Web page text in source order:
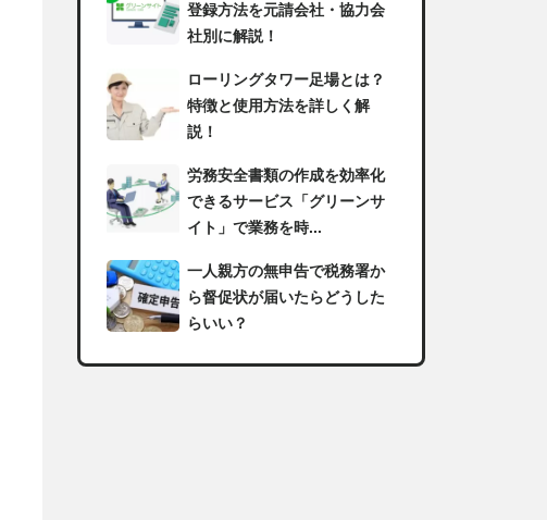
登録方法を元請会社・協力会
社別に解説！
ローリングタワー足場とは？
特徴と使用方法を詳しく解
説！
労務安全書類の作成を効率化
できるサービス「グリーンサ
イト」で業務を時...
一人親方の無申告で税務署か
ら督促状が届いたらどうした
らいい？
足場の組み立てに資格は必